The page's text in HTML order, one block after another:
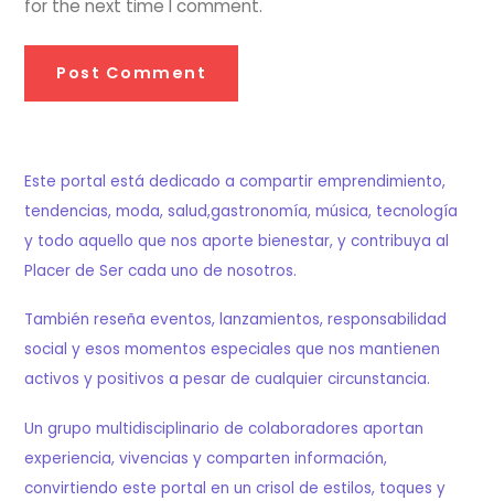
for the next time I comment.
Este portal está dedicado a compartir emprendimiento,
tendencias, moda, salud,gastronomía, música, tecnología
y todo aquello que nos aporte bienestar, y contribuya al
Placer de Ser cada uno de nosotros.
También reseña eventos, lanzamientos, responsabilidad
social y esos momentos especiales que nos mantienen
activos y positivos a pesar de cualquier circunstancia.
Un grupo multidisciplinario de colaboradores aportan
experiencia, vivencias y comparten información,
convirtiendo este portal en un crisol de estilos, toques y